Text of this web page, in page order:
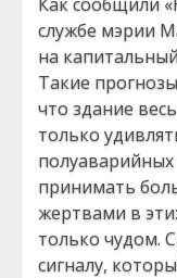
службе мэрии
на
Такие
что здание
только
принимать
жертвами в
только чудом.
сигналу,